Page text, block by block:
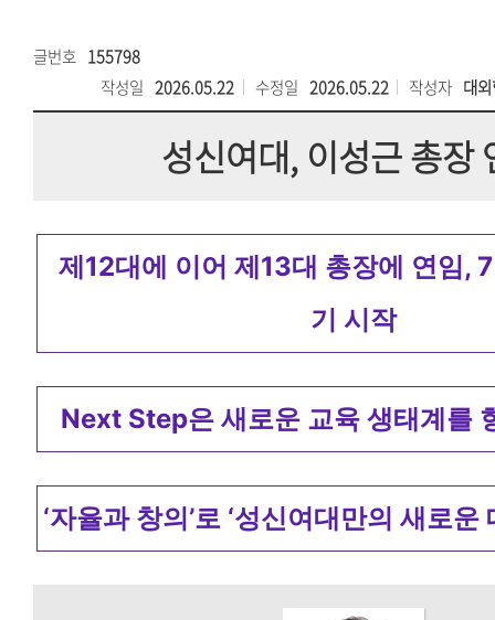
글번호 155798
작성일 2026.05.22 수정일 2026.05.22 작성자 대
성신여대, 이성근 총장
제12대에 이어 제13대 총장에 연임,
기 시작
Next Step은 새로운 교육 생태계를
‘자율과 창의’로 ‘성신여대만의 새로운